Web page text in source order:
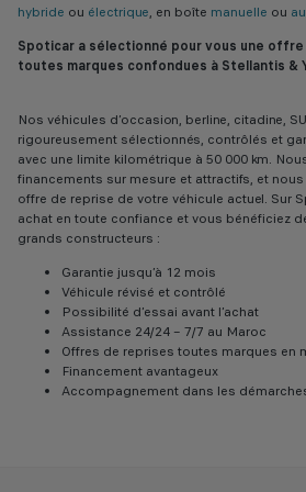
hybride ou électrique, en boîte manuelle ou
Spoticar a sélectionné pour vous une
toutes marques confondues à Stellantis &
Nos véhicules d’occasion, berline, citadine,
rigoureusement sélectionnés, contrôlés et
avec une limite kilométrique à 50 000 km.
financements sur mesure et attractifs, et
offre de reprise de votre véhicule actuel. Sur
achat en toute confiance et vous bénéficiez
grands constructeurs :
Garantie jusqu’à 12 mois
Véhicule révisé et contrôlé
Possibilité d’essai avant l’achat
Assistance 24/24 – 7/7 au Maroc
Offres de reprises toutes marques en
Financement avantageux
Accompagnement dans les